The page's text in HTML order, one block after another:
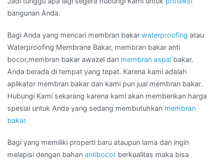
bangunan Anda.
Bagi Anda yang mencari membran bakar waterproofing atau
Waterproofing Membrane Bakar, membran bakar anti
bocor,membran bakar awazel dan membran aspal bakar.
Anda berada di tempat yang tepat. Karena kami adalah
aplikator membran bakar dan kami pun jual membran bakar.
Hubungi Kami sekarang karena kami akan memberikan harga
spesial untuk Anda yang sedang membutuhkan membran
bakar.
Bagi yang memiliki properti baru ataupun lama dan ingin
melapisi dengan bahan antibocor berkualitas maka bisa